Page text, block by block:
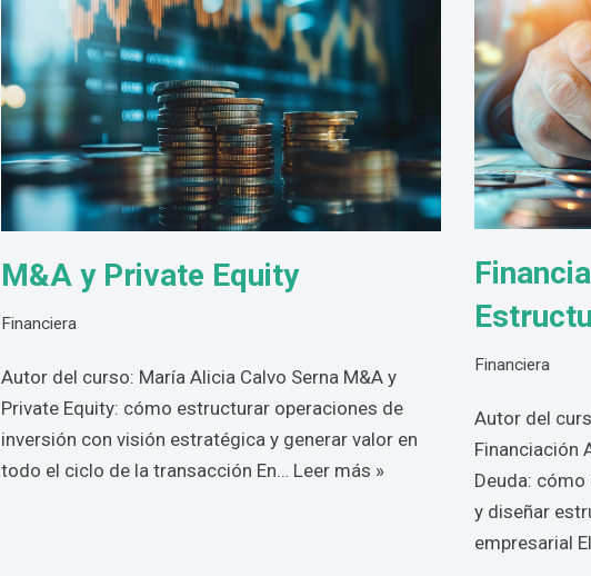
M&A y Private Equity
Financiera
Autor del curso: María Alicia Calvo Serna M&A y
Private Equity: cómo estructurar operaciones de
inversión con visión estratégica y generar valor en
todo el ciclo de la transacción En… Leer más »
Financiera
Autor del
Financiación
Deuda:
y diseñar
empresarial